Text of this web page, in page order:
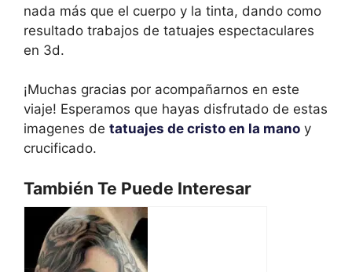
nada más que el cuerpo y la tinta, dando como
resultado trabajos de tatuajes espectaculares
en 3d.
¡Muchas gracias por acompañarnos en este
viaje! Esperamos que hayas disfrutado de estas
imagenes de tatuajes de cristo en la mano y
crucificado.
También Te Puede Interesar